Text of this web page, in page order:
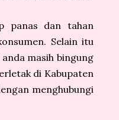
panas dan tahan
Selain itu
masih bingung
di Kabupaten
menghubungi